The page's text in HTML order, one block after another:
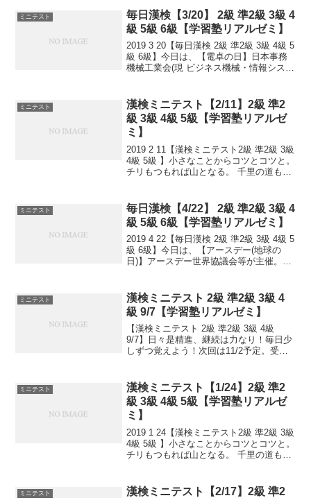
しました。【よい風呂の日】「よ...
ミニテスト
毎日漢検【3/20】 2級 準2級 3級 4
級 5級 6級【学習塾リアルゼミ】
2019 3 20【毎日漢検 2級 準2級 3級 4級 5
級 6級】今日は、【電卓の日】日本事務
機械工業会(現 ビジネス機械・情報システ
して制定しました。19...
ミニテスト
漢検ミニテスト【2/11】2級 準2
級 3級 4級 5級【学習塾リアルゼ
ミ】
2019 2 11【漢検ミニテスト2級 準2級 3級
4級 5級 】小さなことからコツとコツと。
チリもつもれば山となる。 千里の道も一
熟語問題などの出来具合が合...
ミニテスト
毎日漢検【4/22】 2級 準2級 3級 4
級 5級 6級【学習塾リアルゼミ】
2019 4 22【毎日漢検 2級 準2級 3級 4級 5
級 6級】今日は、【アースデー(地球の
日)】アースデー世界協議会等が主催。
ス・ヘイズが提唱。1970(...
ミニテスト
漢検ミニテスト 2級 準2級 3級 4
級 9/7【学習塾リアルゼミ】
【漢検ミニテスト 2級 準2級 3級 4級
9/7】日々是精進、継続は力なり！毎日少
しずつ覚えよう！次回は11/2予定。受け
ミニテスト
漢検ミニテスト【1/24】2級 準2
級 3級 4級 5級【学習塾リアルゼ
ミ】
2019 1 24【漢検ミニテスト2級 準2級 3級
4級 5級 】小さなことからコツとコツと。
チリもつもれば山となる。 千里の道も一
熟語問題などの出来具合が合...
ミニテスト
漢検ミニテスト【2/17】2級 準2